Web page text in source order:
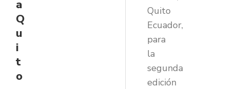
a
Q
u
i
t
o
Quito
Ecuador,
para
la
segunda
edición